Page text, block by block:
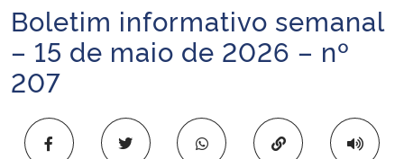
Ministério da Infraestrutura
Ministério da Agricultura, Pecuária e Abastecimento
Ministério da Educação
Início do conteúdo
Boletim informativo semanal
– 15 de maio de 2026 – nº
207
Copiar para área